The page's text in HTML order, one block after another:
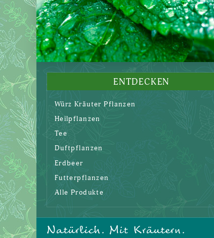
ENTDECKEN
Würz Kräuter Pflanzen
Heilpflanzen
Tee
Duftpflanzen
Erdbeer
Futterpflanzen
Alle Produkte
Natürlich. Mit Kräutern.